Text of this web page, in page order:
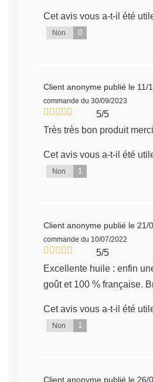
Cet avis vous a-t-il été
Non 0
Client anonyme publié le 11/
commande du 30/09/2023
5/5
Très très bon produit merci
Cet avis vous a-t-il été
Non 1
Client anonyme publié le 21/
commande du 10/07/2022
5/5
Excellente huile : enfin
goût et 100 % française.
Cet avis vous a-t-il été
Non 1
Client anonyme publié le 26/